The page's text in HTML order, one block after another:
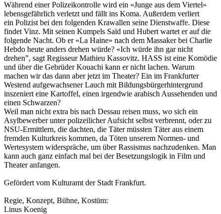
Während einer Polizeikontrolle wird ein «Junge aus dem Viertel»
lebensgefährlich verletzt und fällt ins Koma. Außerdem verliert
ein Polizist bei den folgenden Krawallen seine Dienstwaffe. Diese
findet Vinz. Mit seinen Kumpels Saïd und Hubert wartet er auf die
folgende Nacht. Ob er «La Haine» nach dem Massaker bei Charlie
Hebdo heute anders drehen würde? «Ich würde ihn gar nicht
drehen”, sagt Regisseur Mathieu Kassovitz. HASS ist eine Komödie
und über die Gebrüder Kouachi kann er nicht lachen. Warum
machen wir das dann aber jetzt im Theater? Ein im Frankfurter
Westend aufgewachsener Lauch mit Bildungsbürgerhintergrund
inszeniert eine Kartoffel, einen irgendwie arabisch Aussehenden und
einen Schwarzen?
Weil man nicht extra bis nach Dessau reisen muss, wo sich ein
Asylbewerber unter polizeilicher Aufsicht selbst verbrennt, oder zu
NSU-Ermittlern, die dachten, die Täter müssten Täter aus einem
fremden Kulturkreis kommen, da Töten unserem Normen- und
Wertesystem widerspräche, um über Rassismus nachzudenken. Man
kann auch ganz einfach mal bei der Besetzungslogik in Film und
Theater anfangen.
Gefördert vom Kulturamt der Stadt Frankfurt.
Regie, Konzept, Bühne, Kostüm:
Linus Koenig